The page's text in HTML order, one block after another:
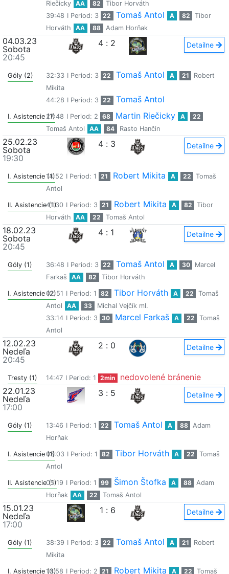
Riečicky
AA 82
Tibor Horváth
39:48 I Period: 3 22 Tomaš Antol A 82
Tibor
Horváth
AA 88 Adam Horňak
04.03.23
Sobota
20:45
4 : 2 Detailne
Góly (2) 32:33 I Period: 3 22 Tomaš Antol A 21
Robert
Mikita
44:28 I Period: 3 22 Tomaš Antol
I. Asistencie (1)27:48 I Period: 2 68 Martin Riečicky A
22
Tomaš Antol
AA 84 Rasto Hančin
25.02.23
Sobota
19:30
4 : 3 Detailne
I. Asistencie (1)14:52 I Period: 1 21 Robert Mikita A 22
Tomaš
Antol
II. Asistencie (1)
41:30 I Period: 3 21 Robert Mikita A 82
Tibor
Horváth
AA 22 Tomaš Antol
18.02.23
Sobota
20:45
4 : 1 Detailne
Góly (1) 36:48 I Period: 3 22 Tomaš Antol A 30
Marcel
Farkaš
AA 82 Tibor Horváth
I. Asistencie (2)
02:51 I Period: 1 82 Tibor Horváth A 22
Tomaš
Antol
AA 33
Michal Vejčík ml.
33:14 I Period: 3 30 Marcel Farkaš A 22
Tomaš
Antol
12.02.23
Nedeľa
20:45
2 : 0 Detailne
Tresty (1) 14:47 I Period: 1 2min
nedovolené bránenie
22.01.23
Nedeľa
17:00
3 : 5 Detailne
Góly (1) 13:46 I Period: 1 22 Tomaš Antol A 88
Adam
Horňak
I. Asistencie (1)03:03 I Period: 1 82 Tibor Horváth A 22
Tomaš
Antol
II. Asistencie (1)
05:19 I Period: 1 99 Šimon Štofka A 88
Adam
Horňak
AA 22 Tomaš Antol
15.01.23
Nedeľa
17:00
1 : 6 Detailne
Góly (1) 38:39 I Period: 3 22 Tomaš Antol A 21
Robert
Mikita
I. Asistencie (3)
16:58 I Period: 2 21 Robert Mikita A 22 Tomaš